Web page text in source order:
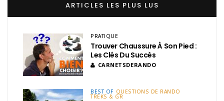
ARTICLES LES PLUS LUS
PRATIQUE
Trouver Chaussure À Son Pied :
Les Clés Du Succès
CARNETSDERANDO
BEST OF QUESTIONS DE RANDO
TREKS & GR